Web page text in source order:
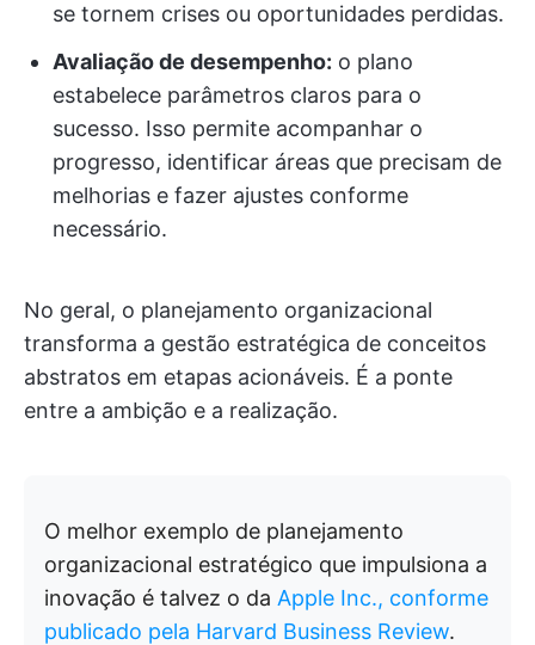
se tornem crises ou oportunidades perdidas.
Avaliação de desempenho: o plano
estabelece parâmetros claros para o
sucesso. Isso permite acompanhar o
progresso, identificar áreas que precisam de
melhorias e fazer ajustes conforme
necessário.
No geral, o planejamento organizacional
transforma a gestão estratégica de conceitos
abstratos em etapas acionáveis. É a ponte
entre a ambição e a realização.
O melhor exemplo de planejamento
organizacional estratégico que impulsiona a
inovação é talvez o da Apple Inc., conforme
publicado pela Harvard Business Review.